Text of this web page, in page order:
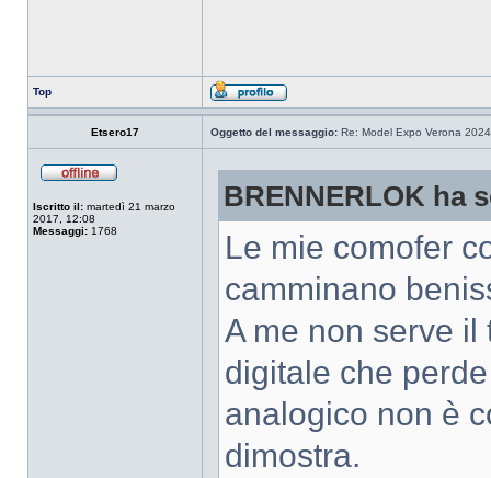
Top
Etsero17 Oggetto del messaggio: Re: Model Expo Verona 2024
Iscritto il: martedì 21 marzo
2017, 12:08
Messaggi: 1768
BRENNERLOK ha
Le mie comofer
camminano
A me non serve
digitale che
analogico non è
dimostra.